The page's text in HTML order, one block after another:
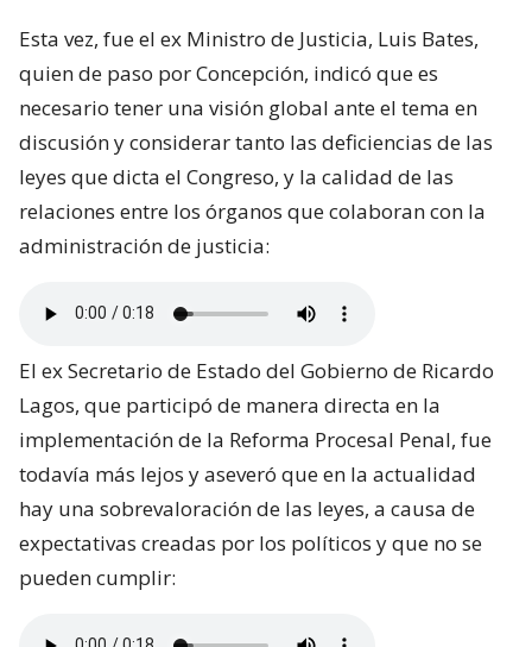
Esta vez, fue el ex Ministro de Justicia, Luis Bates,
quien de paso por Concepción, indicó que es
necesario tener una visión global ante el tema en
discusión y considerar tanto las deficiencias de las
leyes que dicta el Congreso, y la calidad de las
relaciones entre los órganos que colaboran con la
administración de justicia:
El ex Secretario de Estado del Gobierno de Ricardo
Lagos, que participó de manera directa en la
implementación de la Reforma Procesal Penal, fue
todavía más lejos y aseveró que en la actualidad
hay una sobrevaloración de las leyes, a causa de
expectativas creadas por los políticos y que no se
pueden cumplir: